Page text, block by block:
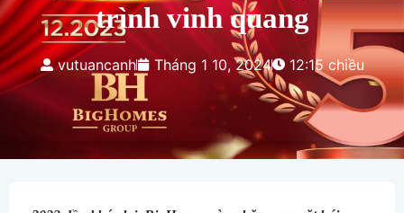
trình vinh quang
vutuancanh Tháng 1 10, 2024 12:15 chiều